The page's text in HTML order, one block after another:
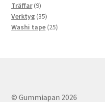
produkter
Träffar 99
produkter
Verktyg 3535
produkter
Washi tape 2525
© Gummiapan 2026